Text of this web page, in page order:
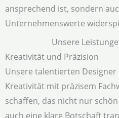
ansprechend ist, sondern
Unternehmenswerte
Unsere
Kreativität und Präzision
Unsere talentierten
Kreativität mit präzisem
schaffen, das nicht nur
auch eine klare Botschaft